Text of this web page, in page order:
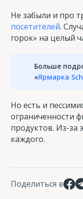
Не забыли и про
посетителей.
горок» на целый
Больше
«Ярмарка
Но есть и
ограниченности
продуктов. Из-за
каждого.
Поделиться в